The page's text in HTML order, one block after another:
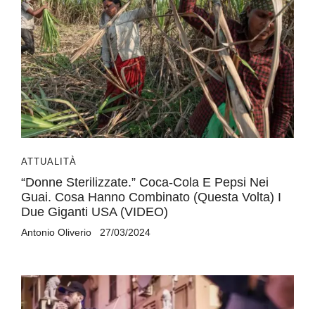
ATTUALITÀ
“Donne Sterilizzate.” Coca-Cola E Pepsi Nei
Guai. Cosa Hanno Combinato (questa Volta) I
Due Giganti USA (VIDEO)
Antonio Oliverio 27/03/2024